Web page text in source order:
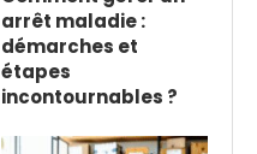
arrêt maladie :
démarches et
étapes
incontournables ?